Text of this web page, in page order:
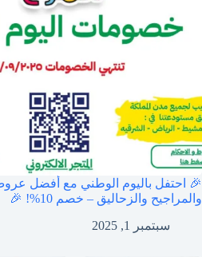
🎉 احتفل باليوم الوطني مع أفضل عروض
والمراجيح والزحاليق – خصم 10%! 🎉
سبتمبر 1, 2025